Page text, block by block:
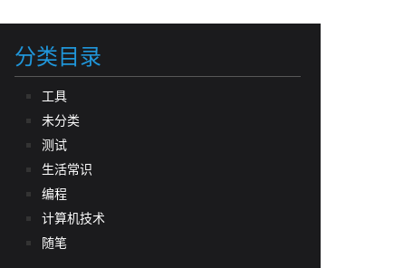
分类目录
工具
未分类
测试
生活常识
编程
计算机技术
随笔